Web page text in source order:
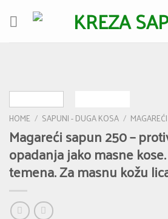
HOME / SAPUNI - DUGA KOSA / MAGAREĆI
Magareći sapun 250 –
opadanja jako masne
temena. Za masnu kožu